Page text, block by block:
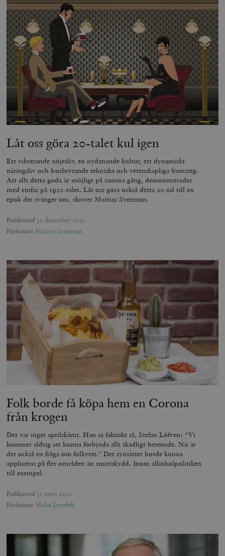
Låt oss göra 20-talet kul igen
Ett vibrerande nöjesliv, en nydanande kultur, ett dynamiskt
näringsliv och banbrytande tekniska och vetenskapliga framsteg.
Att allt detta goda är möjligt på samma gång, demonstrerades
med emfas på 1920-talet. Låt oss göra också detta 20-tal till en
epok det svänger om, skriver Mattias Svensson.
Publicerad 30 december 2020
Författare Mattias Svensson
Folk borde få köpa hem en Corona
från krogen
Det var inget aprilskämt. Han sa faktiskt så, Stefan Löfven: “Vi
kommer aldrig att kunna förbjuda allt skadligt beteende. Nu är
det också en fråga om folkvett.” Det synsättet borde kunna
appliceras på fler områden än smittskydd. Inom alkoholpolitiken
till exempel.
Publicerad 31 mars 2020
Författare Malin Lernfelt